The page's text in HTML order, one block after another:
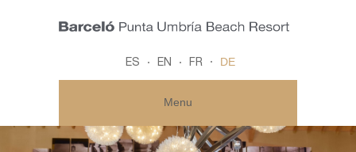
ES EN FR DE
Menu